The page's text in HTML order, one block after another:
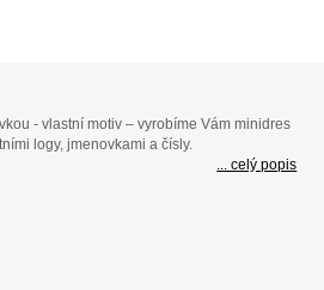
- vlastní motiv – vyrobíme Vám minidres
logy, jmenovkami a čísly.
... celý popis